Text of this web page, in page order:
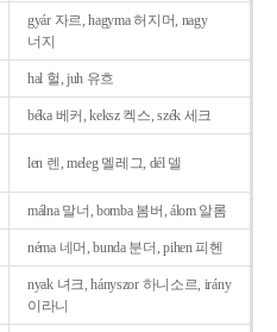
gyár 자르, hagyma 허지머, nagy
너지
hal 헐, juh 유흐
béka 베커, keksz 켁스, szék 세크
len 렌, meleg 멜레그, dél 델
málna 말너, bomba 봄버, álom 알롬
néma 네머, bunda 분더, pihen 피헨
nyak 녀크, hányszor 하니소르, irány
이라니